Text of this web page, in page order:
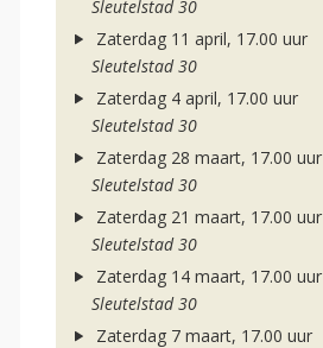
Sleutelstad 30
Zaterdag 11 april, 17.00 uur
Sleutelstad 30
Zaterdag 4 april, 17.00 uur
Sleutelstad 30
Zaterdag 28 maart, 17.00 uur
Sleutelstad 30
Zaterdag 21 maart, 17.00 uur
Sleutelstad 30
Zaterdag 14 maart, 17.00 uur
Sleutelstad 30
Zaterdag 7 maart, 17.00 uur